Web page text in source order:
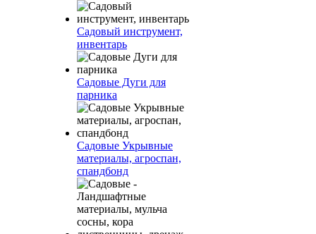
Садовый инструмент,
инвентарь
Садовые Дуги для
парника
Садовые Укрывные
материалы, агроспан,
спандбонд